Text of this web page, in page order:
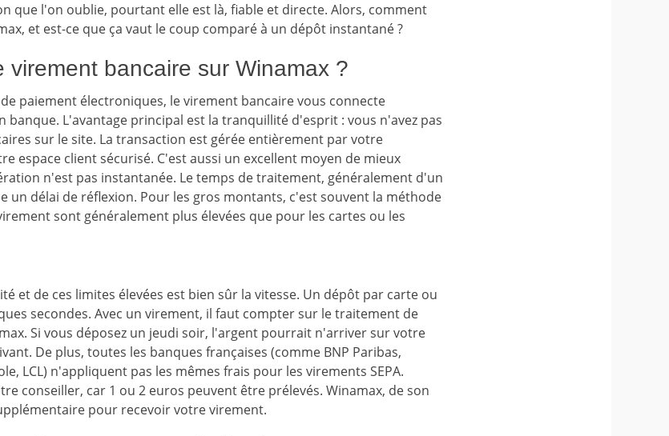
que l'on oublie, pourtant elle est là, fiable et directe. Alors, comment
et est-ce que ça vaut le coup comparé à un dépôt instantané ?
virement bancaire sur Winamax ?
paiement électroniques, le virement bancaire vous connecte
banque. L'avantage principal est la tranquillité d'esprit : vous n'avez pas
sur le site. La transaction est gérée entièrement par votre
espace client sécurisé. C'est aussi un excellent moyen de mieux
n'est pas instantanée. Le temps de traitement, généralement d'un
un délai de réflexion. Pour les gros montants, c'est souvent la méthode
sont généralement plus élevées que pour les cartes ou les
et de ces limites élevées est bien sûr la vitesse. Un dépôt par carte ou
secondes. Avec un virement, il faut compter sur le traitement de
Si vous déposez un jeudi soir, l'argent pourrait n'arriver sur votre
De plus, toutes les banques françaises (comme BNP Paribas,
LCL) n'appliquent pas les mêmes frais pour les virements SEPA.
conseiller, car 1 ou 2 euros peuvent être prélevés. Winamax, de son
pour recevoir votre virement.